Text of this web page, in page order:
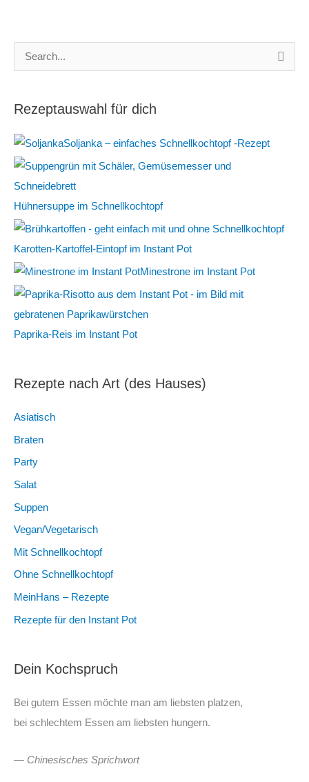
richtig.
u
h
n
a
c
h
:
Rezeptauswahl für dich
Soljanka – einfaches Schnellkochtopf -Rezept
Hühnersuppe im Schnellkochtopf
Karotten-Kartoffel-Eintopf im Instant Pot
Minestrone im Instant Pot
Paprika-Reis im Instant Pot
Rezepte nach Art (des Hauses)
Asiatisch
Braten
Party
Salat
Suppen
Vegan/Vegetarisch
Mit Schnellkochtopf
Ohne Schnellkochtopf
MeinHans – Rezepte
Rezepte für den Instant Pot
Dein Kochspruch
Bei gutem Essen möchte man am liebsten platzen,
bei schlechtem Essen am liebsten hungern.
— Chinesisches Sprichwort